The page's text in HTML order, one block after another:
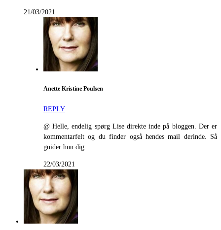
21/03/2021
Anette Kristine Poulsen
REPLY
@ Helle, endelig spørg Lise direkte inde på bloggen. Der er
kommentarfelt og du finder også hendes mail derinde. Så
guider hun dig.
22/03/2021